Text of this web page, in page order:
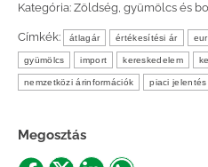
Kategória: Zöldség, gyümölcs és
Címkék: átlagár értékesítési ár
gyümölcs import kereskedelem
nemzetközi árinformációk piaci jelentés
Megosztás